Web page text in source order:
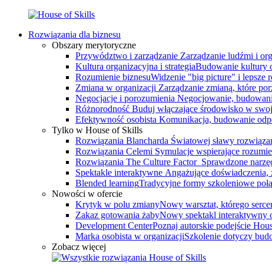
Rozwiązania dla biznesu
Obszary merytoryczne
Przywództwo i zarządzanie Zarządzanie ludźmi i
Kultura organizacyjna i strategiaBudowanie kultury
Rozumienie biznesuWidzenie "big picture" i lepsze
Zmiana w organizacji Zarządzanie zmianą, które
Negocjacje i porozumienia Negocjowanie,
Różnorodność Buduj włączające środowisko w
Efektywność osobista Komunikacja, budowanie
Tylko w House of Skills
Rozwiązania Blancharda Światowej sławy
Rozwiązania Celemi Symulacje wspierające
Rozwiązania The Culture Factor Sprawdzone
Spektakle interaktywne Angażujące
Blended learningTradycyjne formy szkoleniowe
Nowości w ofercie
Krytyk w polu zmianyNowy warsztat, którego
Zakaz gotowania żabyNowy spektakl interaktywny
Development CenterPoznaj autorskie podejście
Marka osobista w organizacjiSzkolenie dotyczy
Zobacz więcej